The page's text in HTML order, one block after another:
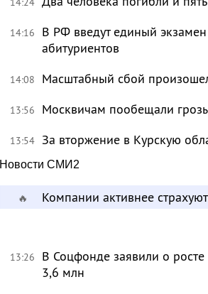
14:16
В РФ введут единый
абитуриентов
14:08 Масштабный сбой
13:56 Москвичам пообещали
13:54 За вторжение в Курскую
Новости СМИ2
🔥 Компании активнее
13:26
В Соцфонде заявили о
3,6 млн